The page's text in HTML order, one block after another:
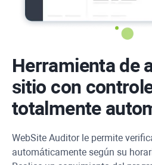
Herramienta de
sitio con
totalmente
WebSite Auditorle permite
automáticamente según su